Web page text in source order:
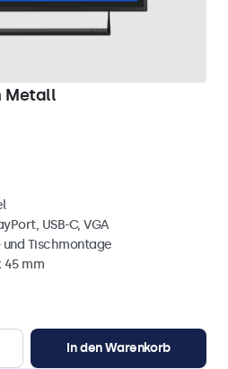
Metall
USB-C, VGA
und Tischmontage
45 mm
In den Warenkorb